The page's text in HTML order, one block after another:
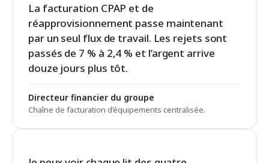
La facturation CPAP et de
réapprovisionnement passe maintenant
par un seul flux de travail. Les rejets sont
passés de 7 % à 2,4 % et l’argent arrive
douze jours plus tôt.
Directeur financier du groupe
Chaîne de facturation d’équipements centralisée.